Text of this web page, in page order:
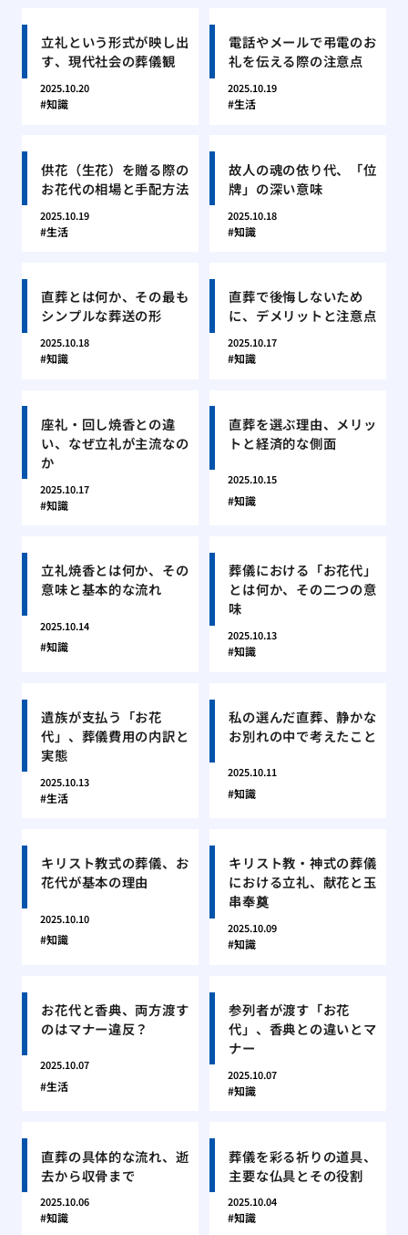
立礼という形式が映し出
す、現代社会の葬儀観
2025.10.20
知識
電話やメールで弔電のお
礼を伝える際の注意点
2025.10.19
生活
供花（生花）を贈る際の
お花代の相場と手配方法
2025.10.19
生活
故人の魂の依り代、「位
牌」の深い意味
2025.10.18
知識
直葬とは何か、その最も
シンプルな葬送の形
2025.10.18
知識
直葬で後悔しないため
に、デメリットと注意点
2025.10.17
知識
座礼・回し焼香との違
い、なぜ立礼が主流なの
か
2025.10.17
知識
直葬を選ぶ理由、メリッ
トと経済的な側面
2025.10.15
知識
立礼焼香とは何か、その
意味と基本的な流れ
2025.10.14
知識
葬儀における「お花代」
とは何か、その二つの意
味
2025.10.13
知識
遺族が支払う「お花
代」、葬儀費用の内訳と
実態
2025.10.13
生活
私の選んだ直葬、静かな
お別れの中で考えたこと
2025.10.11
知識
キリスト教式の葬儀、お
花代が基本の理由
2025.10.10
知識
キリスト教・神式の葬儀
における立礼、献花と玉
串奉奠
2025.10.09
知識
お花代と香典、両方渡す
のはマナー違反？
2025.10.07
生活
参列者が渡す「お花
代」、香典との違いとマ
ナー
2025.10.07
知識
直葬の具体的な流れ、逝
去から収骨まで
2025.10.06
知識
葬儀を彩る祈りの道具、
主要な仏具とその役割
2025.10.04
知識